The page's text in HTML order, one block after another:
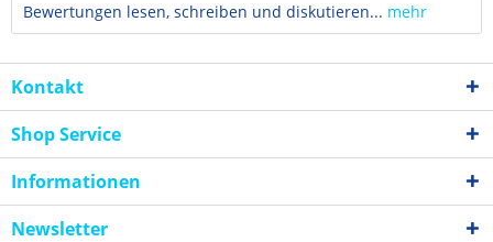
Bewertungen lesen, schreiben und diskutieren... mehr
Kontakt
Shop Service
Informationen
Newsletter